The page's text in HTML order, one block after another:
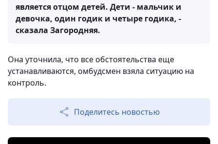
является отцом детей. Дети - мальчик и
девочка, один годик и четыре годика, -
сказала Загородняя.
Она уточнила, что все обстоятельства еще
устанавливаются, омбудсмен взяла ситуацию на
контроль.
Поделитесь новостью